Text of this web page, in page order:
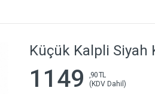
Küçük Kalpli Siyah
1149
,90 TL
(KDV Dahil)